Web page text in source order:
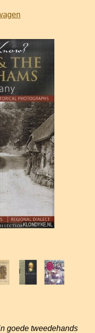
goede tweedehands